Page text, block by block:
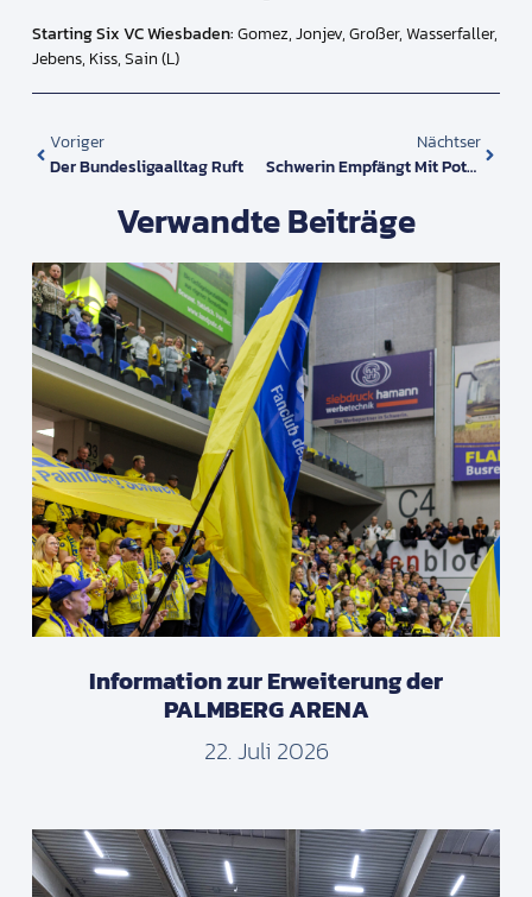
Starting Six VC Wiesbaden:Gomez, Jonjev, Großer, Wasserfaller,
Jebens, Kiss, Sain (L)
Voriger
Der Bundesligaalltag Ruft
Nächtser
Schwerin Empfängt Mit Potsdam Das Team Der Stunde
Verwandte Beiträge
Information zur Erweiterung der
PALMBERG ARENA
22. Juli 2026